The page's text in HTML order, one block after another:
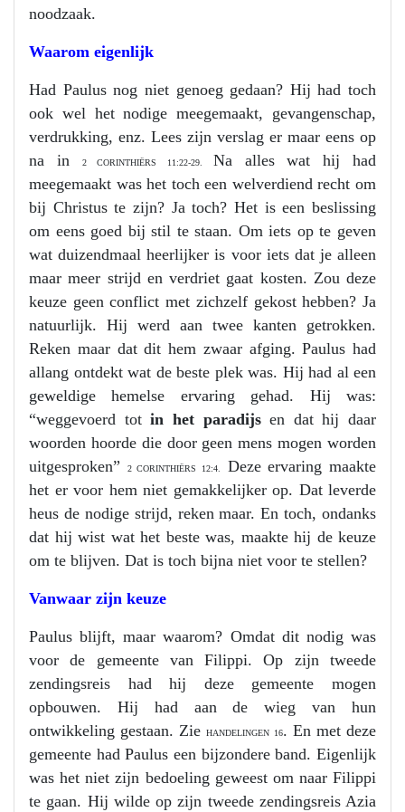
noodzaak.
Waarom eigenlijk
Had Paulus nog niet genoeg gedaan? Hij had toch
ook wel het nodige meegemaakt, gevangenschap,
verdrukking, enz. Lees zijn verslag er maar eens op
na in
2 CORINTHIËRS 11:22-29. Na alles wat hij had
meegemaakt was het toch een welverdiend recht om
bij Christus te zijn? Ja toch? Het is een beslissing
om eens goed bij stil te staan. Om iets op te geven
wat duizendmaal heerlijker is voor iets dat je alleen
maar meer strijd en verdriet gaat kosten. Zou deze
keuze geen conflict met zichzelf gekost hebben? Ja
natuurlijk. Hij werd aan twee kanten getrokken.
Reken maar dat dit hem zwaar afging. Paulus had
allang ontdekt wat de beste plek was. Hij had al een
geweldige hemelse ervaring gehad. Hij was:
“weggevoerd totin het paradijsen dat hij daar
woorden hoorde die door geen mens mogen worden
uitgesproken”
2 CORINTHIËRS 12:4.
Deze ervaring maakte
het er voor hem niet gemakkelijker op. Dat leverde
heus de nodige strijd, reken maar. En toch, ondanks
dat hij wist wat het beste was, maakte hij de keuze
om te blijven. Dat is toch bijna niet voor te stellen?
Vanwaar zijn keuze
Paulus blijft, maar waarom? Omdat dit nodig was
voor de gemeente van Filippi. Op zijn tweede
zendingsreis had hij deze gemeente mogen
opbouwen. Hij had aan de wieg van hun
ontwikkeling gestaan. ZieHANDELINGEN 16. En met deze
gemeente had Paulus een bijzondere band. Eigenlijk
was het niet zijn bedoeling geweest om naar Filippi
te gaan. Hij wilde op zijn tweede zendingsreis Azia